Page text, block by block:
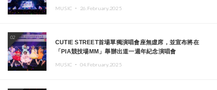
MUSIC ・ 26.February.2025
02
CUTIE STREET首場單獨演唱會座無虛席，並宣布將在
「PIA競技場MM」舉辦出道一週年紀念演唱會
MUSIC ・ 04.February.2025